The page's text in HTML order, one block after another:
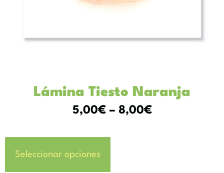
Lámina Tiesto Naranja
5,00€– 8,00€
Seleccionar opciones